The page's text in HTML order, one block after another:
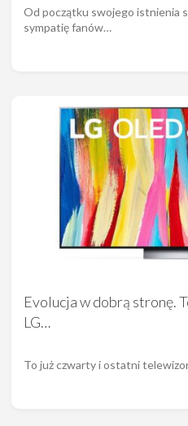
Od początku swojego istnienia
sympatię fanów…
Evolucja w dobrą stronę.
LG…
To już czwarty i ostatni